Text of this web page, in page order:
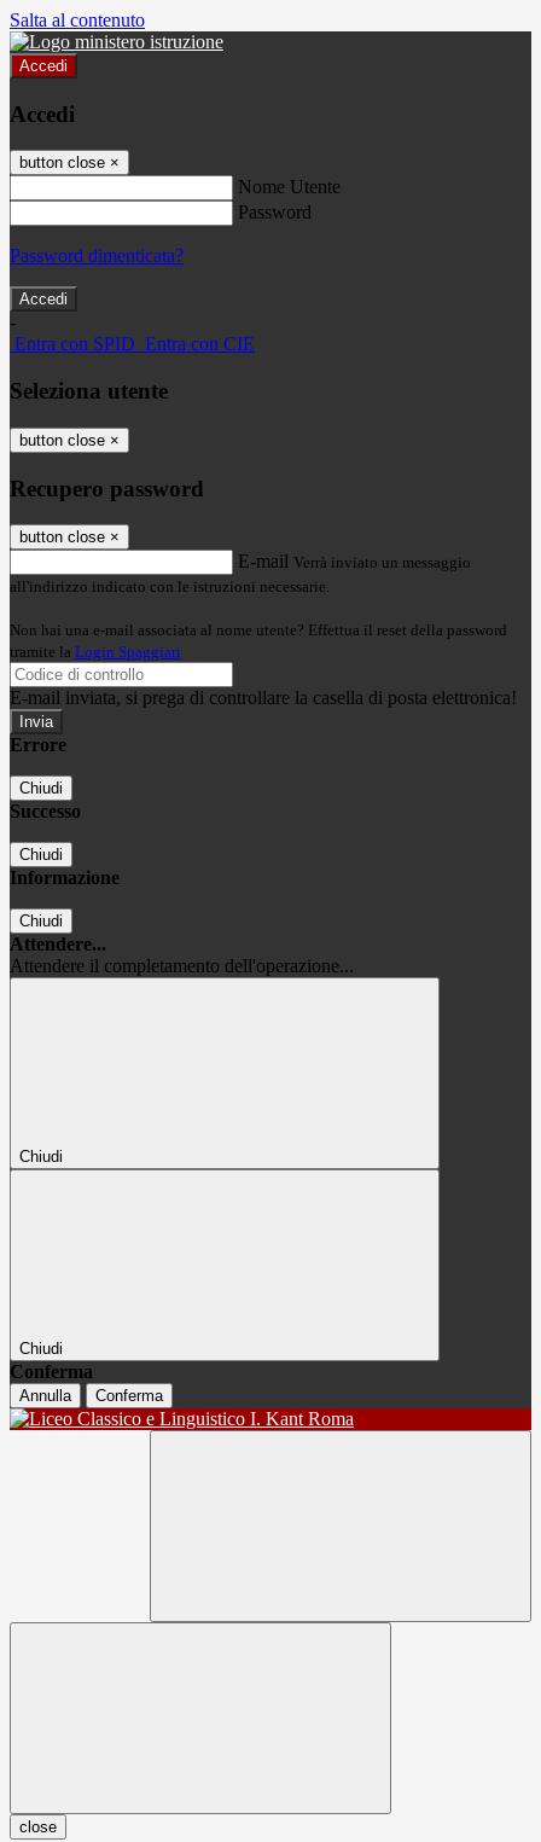
Salta al contenuto
Accedi
Accedi
button close ×
Nome Utente
Password
Password dimenticata?
-
Entra con SPID Entra con CIE
Seleziona utente
button close ×
Recupero password
button close ×
E-mail Verrà inviato un messaggio
all'indirizzo indicato con le istruzioni necessarie.
Non hai una e-mail associata al nome utente? Effettua il reset della password
tramite la Login Spaggiari
E-mail inviata, si prega di controllare la casella di posta elettronica!
Errore
Chiudi
Successo
Chiudi
Informazione
Chiudi
Attendere...
Attendere il completamento dell'operazione...
Chiudi
Chiudi
Conferma
Annulla Conferma
close